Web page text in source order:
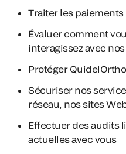
Traiter les paiements
Évaluer comment
interagissez avec
Protéger
Sécuriser nos
réseau, nos sites
Effectuer des audits
actuelles avec vous